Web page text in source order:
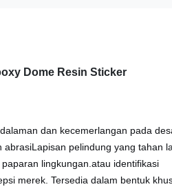
Dome Resin Sticker
dan kecemerlangan pada
pelindung yang tahan
lingkungan.atau identifikasi
merek. Tersedia dalam bentuk